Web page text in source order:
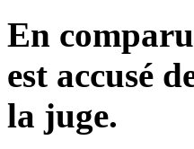
En
est accusé
la juge.